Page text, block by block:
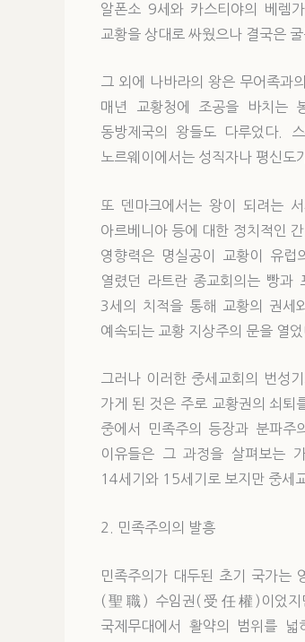
알폰소 9세와 카스티야의 베렘
교황을 상대로 싸웠으나 결국은
그 외에 나바라의 왕은 무어족과
매년 교황청에 조공을 바치는
동방제국의 왕들도 다루었다.
노르웨이에서는 성직자나 평신도
또 덴마크에서는 왕이 되려는
아르베니아 등에 대한 정치적인
영향력은 명실공이 교황이 유럽
열렸던 라트란 종교회의는 빵과
3세의 치적을 통해 교황의 권
예속되는 교황 지상주의 문을 열었
그러나 이러한 중세교회의 번성
가게 된 것은 주로 교황권의 쇠퇴
중에서 민족주의 등장과 분파
이유들은 그 과정을 살펴보는
14세기와 15세기로 보지만 중세
2. 민족주의의 발흥
민족주의가 대두된 초기 국가는
(聖職) 수임권(受任權)이었지
국제무대에서 활약의 범위를